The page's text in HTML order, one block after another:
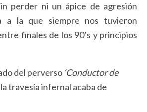
perder ni un ápice de agresión
a la que siempre nos tuvieron
finales de los 90’s y principios
del perverso ‘Conductor de
travesía infernal acaba de